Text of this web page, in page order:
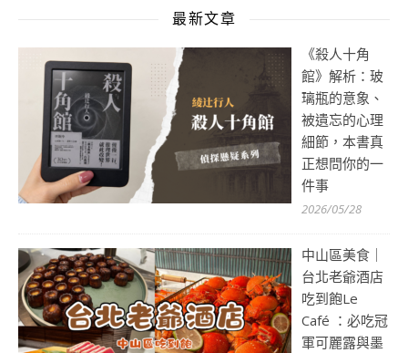
最新文章
《殺人十角
館》解析：玻
璃瓶的意象、
被遺忘的心理
細節，本書真
正想問你的一
件事
2026/05/28
中山區美食｜
台北老爺酒店
吃到飽Le
Café ：必吃冠
軍可麗露與墨